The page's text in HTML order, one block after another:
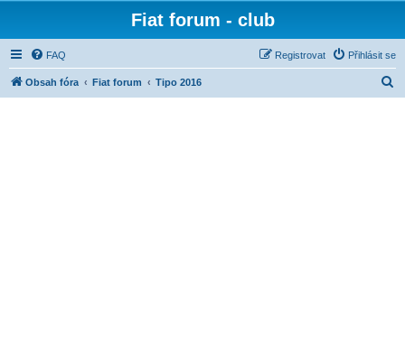
Fiat forum - club
FAQ Přihlásit se
Registrovat
Obsah fóra Fiat forum Tipo 2016